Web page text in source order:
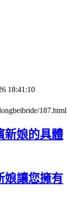
18:41:10
187.html
新娘的具體
娘讓您擁有